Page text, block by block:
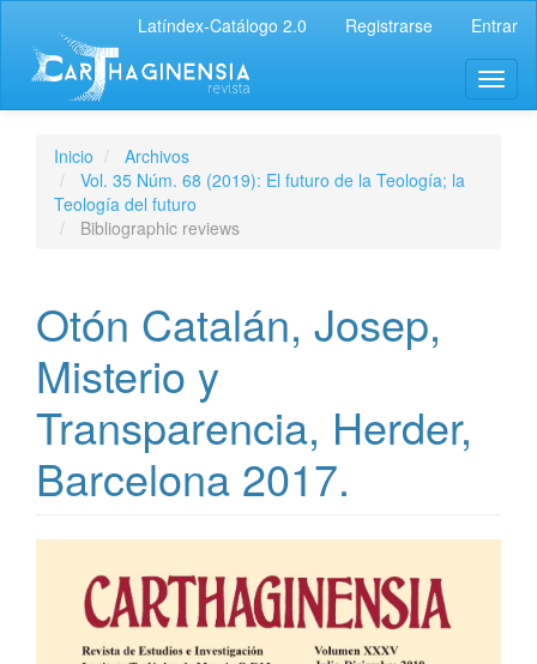
Latíndex-Catálogo 2.0 Registrarse Entrar
Inicio
Archivos
Vol. 35 Núm. 68 (2019): El futuro de la Teología; la
Teología del futuro
Bibliographic reviews
Otón Catalán, Josep,
Misterio y
Transparencia, Herder,
Barcelona 2017.